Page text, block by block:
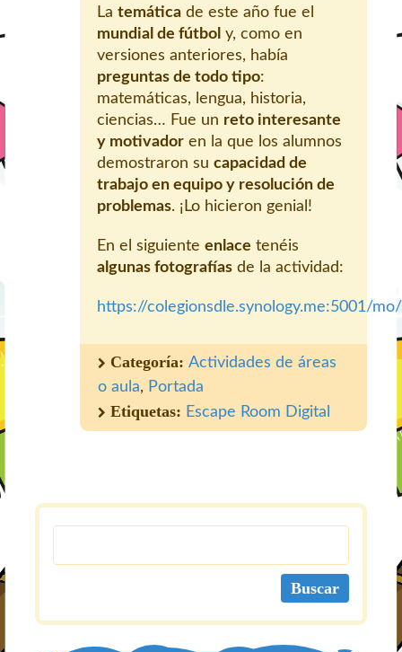
La temática de este año fue el
mundial de fútbol y, como en
versiones anteriores, había
preguntas de todo tipo:
matemáticas, lengua, historia,
ciencias… Fue un reto interesante
y motivador en la que los alumnos
demostraron su capacidad de
trabajo en equipo y resolución de
problemas. ¡Lo hicieron genial!
En el siguiente enlace tenéis
algunas fotografías de la actividad:
https://colegionsdle.synology.me:5001/
Categoría: Actividades de áreas
o aula, Portada
Etiquetas: Escape Room Digital